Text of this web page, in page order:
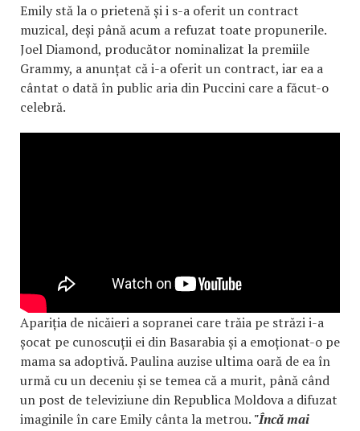
Emily stă la o prietenă și i s-a oferit un contract
muzical, deși până acum a refuzat toate propunerile.
Joel Diamond, producător nominalizat la premiile
Grammy, a anunțat că i-a oferit un contract, iar ea a
cântat o dată în public aria din Puccini care a făcut-o
celebră.
Apariția de nicăieri a sopranei care trăia pe străzi i-a
șocat pe cunoscuții ei din Basarabia și a emoționat-o pe
mama sa adoptivă. Paulina auzise ultima oară de ea în
urmă cu un deceniu și se temea că a murit, până când
un post de televiziune din Republica Moldova a difuzat
imaginile în care Emily cânta la metrou. "Încă mai